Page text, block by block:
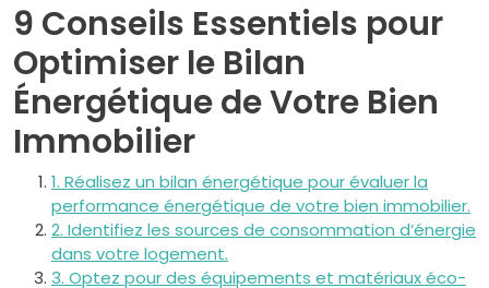
9 Conseils Essentiels pour
Optimiser le Bilan
Énergétique de Votre Bien
Immobilier
1. Réalisez un bilan énergétique pour évaluer la
performance énergétique de votre bien immobilier.
2. Identifiez les sources de consommation d’énergie
dans votre logement.
3. Optez pour des équipements et matériaux éco-